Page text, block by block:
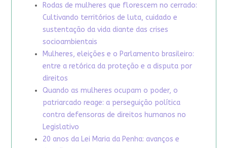
Rodas de mulheres que florescem no cerrado:
Cultivando territórios de luta, cuidado e
sustentação da vida diante das crises
socioambientais
Mulheres, eleições e o Parlamento brasileiro:
entre a retórica da proteção e a disputa por
direitos
Quando as mulheres ocupam o poder, o
patriarcado reage: a perseguição política
contra defensoras de direitos humanos no
Legislativo
20 anos da Lei Maria da Penha: avanços e